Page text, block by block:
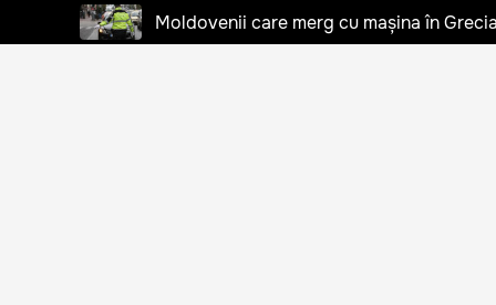
Moldovenii care merg cu mașina în